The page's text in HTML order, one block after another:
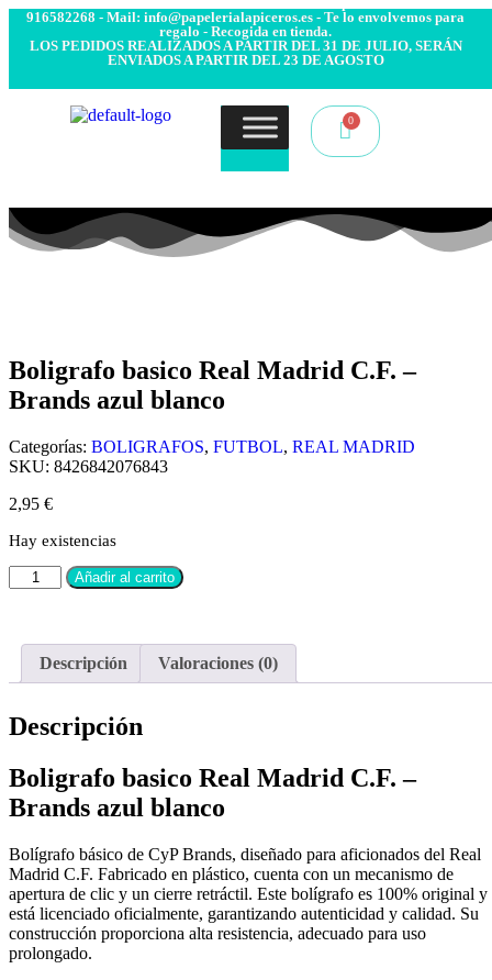
916582268 - Mail: info@papelerialapiceros.es - Te lo envolvemos para
regalo - Recogida en tienda.
LOS PEDIDOS REALIZADOS A PARTIR DEL 31 DE JULIO, SERÁN
ENVIADOS A PARTIR DEL 23 DE AGOSTO
Boligrafo basico Real Madrid C.F. –
Brands azul blanco
Categorías: BOLIGRAFOS, FUTBOL, REAL MADRID
SKU: 8426842076843
2,95 €
Hay existencias
Añadir al carrito
Descripción Valoraciones (0)
Descripción
Boligrafo basico Real Madrid C.F. –
Brands azul blanco
Bolígrafo básico de CyP Brands, diseñado para aficionados del Real
Madrid C.F. Fabricado en plástico, cuenta con un mecanismo de
apertura de clic y un cierre retráctil. Este bolígrafo es 100% original y
está licenciado oficialmente, garantizando autenticidad y calidad. Su
construcción proporciona alta resistencia, adecuado para uso
prolongado.